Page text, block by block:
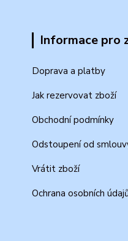
Informace pro
Doprava a platby
Jak rezervovat zboží
Obchodní podmínky
Odstoupení od
Vrátit zboží
Ochrana osobních